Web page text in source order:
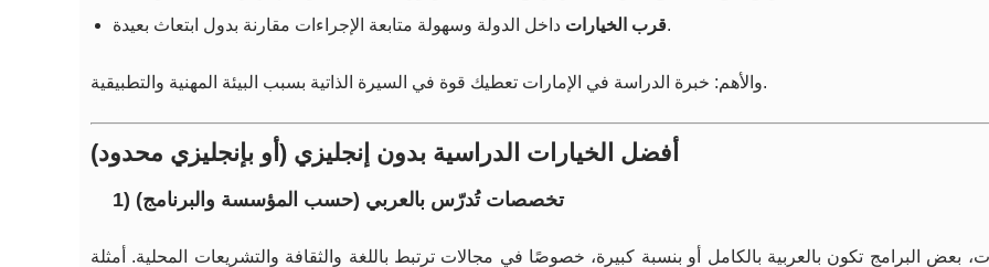
قرب الخياراتداخل الدولة وسهولة متابعة الإجراءات مقارنة بدول ابتعاث بعيدة.
والأهم: خبرة الدراسة في الإمارات تعطيك قوة في السيرة الذاتية بسبب البيئة المهنية والتطبيقية.
أفضل الخيارات الدراسية بدون إنجليزي (أو بإنجليزي محدود)
1) تخصصات تُدرّس بالعربي (حسب المؤسسة والبرنامج)
بعض البرامج تكون بالعربية بالكامل أو بنسبة كبيرة، خصوصًا في مجالات ترتبط باللغة والثقافة والتشريعات المحلية. أمثلة